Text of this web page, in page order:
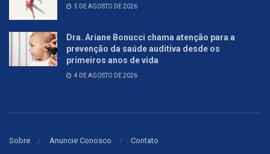
5 DE AGOSTO DE 2026
Dra. Ariane Bonucci chama atenção para a
prevenção da saúde auditiva desde os
primeiros anos de vida
4 DE AGOSTO DE 2026
Sobre Anuncie Conosco Contato